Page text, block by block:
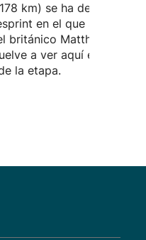
km) se ha decidido en
en el que se ha
británico Matthew
a ver aquí el último
la etapa.